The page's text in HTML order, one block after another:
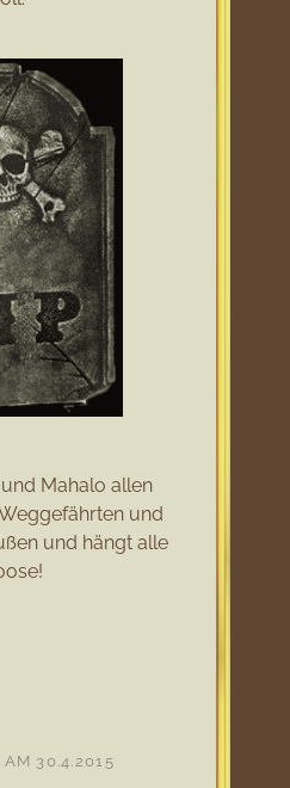
Mahalo allen
und
und hängt alle
30.4.2015